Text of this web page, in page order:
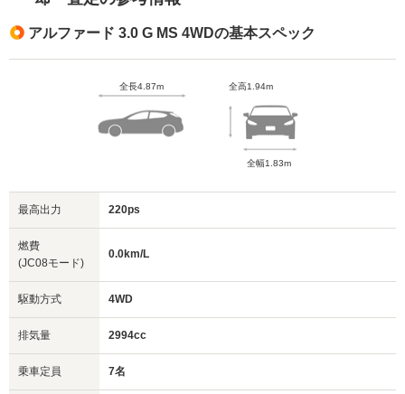
アルファード 3.0 G MS 4WDの基本スペック
全長4.87m 全高1.94m
全幅1.83m
最高出力 220ps
燃費
(JC08モード)
0.0km/L
駆動方式 4WD
排気量 2994cc
乗車定員 7名